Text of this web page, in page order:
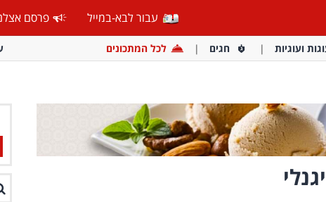
עבור לבא-במייל פרסם
ועוגיות חגים לכל המתכונים